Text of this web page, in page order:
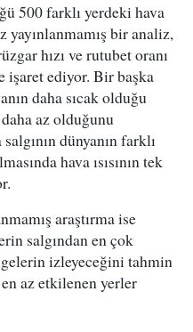
500 farklı yerdeki hava
yayınlanmamış bir analiz,
hızı ve rutubet oranı
işaret ediyor. Bir başka
daha sıcak olduğu
az olduğunu
dünyanın farklı
hava ısısının tek
araştırma ise
salgından en çok
izleyeceğini tahmin
az etkilenen yerler